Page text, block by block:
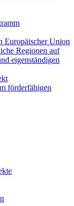
Union
Regionen auf
eigenständigen
förderfähigen